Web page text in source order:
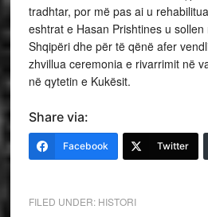
tradhtar, por më pas ai u
eshtrat e Hasan Prishtines u
Shqipëri dhe për të qënë afer
zhvillua ceremonia e rivarrimit në
në qytetin e Kukësit.
Share via:
Facebook Twitter
FILED UNDER: HISTORI